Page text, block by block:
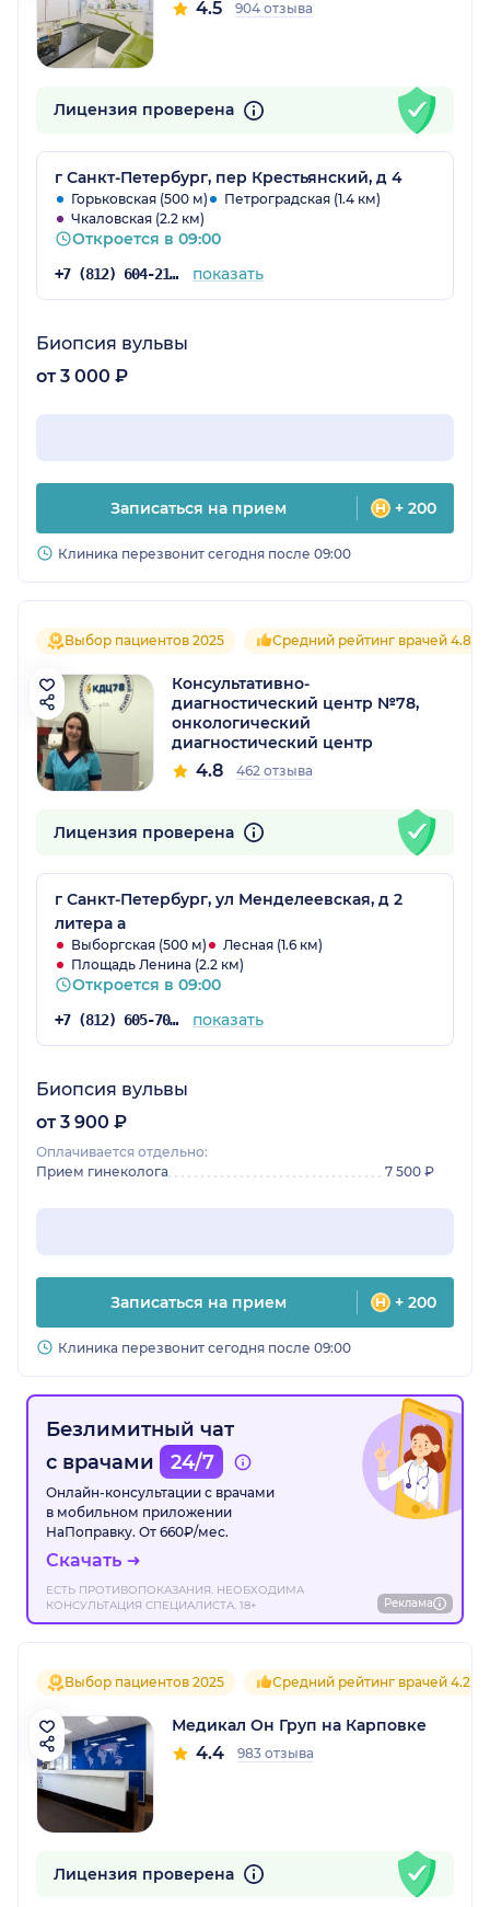
4.5 904 отзыва
Лицензия проверена
г Санкт-Петербург, пер Крестьянский, д 4
Горьковская (500 м)
Петроградская (1.4 км)
Чкаловская (2.2 км)
Откроется в 09:00
+7 (812) 604-21-66 показать
Биопсия вульвы
от 3 000 ₽
Записаться на прием + 200
Клиника перезвонит сегодня после 09:00
Выбор пациентов 2025 Средний рейтинг врачей 4.8
Консультативно-
диагностический центр №78,
онкологический
диагностический центр
4.8 462 отзыва
Лицензия проверена
г Санкт-Петербург, ул Менделеевская, д 2
литера а
Выборгская (500 м)
Лесная (1.6 км)
Площадь Ленина (2.2 км)
Откроется в 09:00
+7 (812) 605-70-83 показать
Биопсия вульвы
от 3 900 ₽
Оплачивается отдельно:
Прием гинеколога
7 500 ₽
Записаться на прием + 200
Клиника перезвонит сегодня после 09:00
Безлимитный чат
с врачами
24/7
Онлайн-консультации с врачами
в мобильном приложении
НаПоправку. От 660₽/мес.
Скачать
ЕСТЬ ПРОТИВОПОКАЗАНИЯ. НЕОБХОДИМА
КОНСУЛЬТАЦИЯ СПЕЦИАЛИСТА. 18+
Реклама
Выбор пациентов 2025 Средний рейтинг врачей 4.2
Медикал Он Груп на Карповке
4.4 983 отзыва
Лицензия проверена